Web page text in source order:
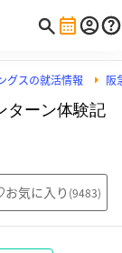
グスの就活情報 阪
ターン体験記
お気に入り (9483)